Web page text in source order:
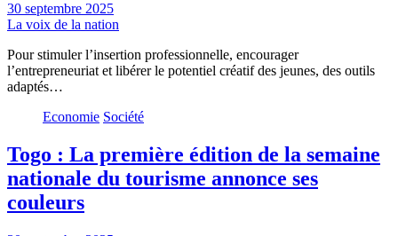
30 septembre 2025
La voix de la nation
Pour stimuler l’insertion professionnelle, encourager
l’entrepreneuriat et libérer le potentiel créatif des jeunes, des outils
adaptés…
Economie Société
Togo : La première édition de la semaine
nationale du tourisme annonce ses
couleurs